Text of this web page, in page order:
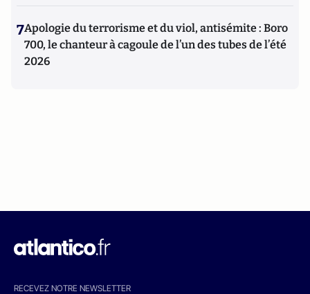
7Apologie du terrorisme et du viol, antisémite : Boro
700, le chanteur à cagoule de l’un des tubes de l’été
2026
RECEVEZ NOTRE NEWSLETTER